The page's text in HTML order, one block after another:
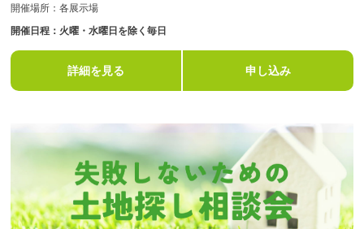
開催場所：各展示場
開催日程：火曜・水曜日を除く毎日
詳細を見る 申し込み